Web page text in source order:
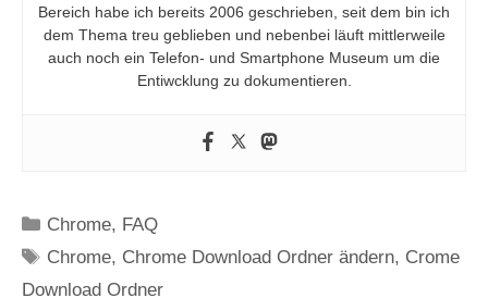
Bereich habe ich bereits 2006 geschrieben, seit dem bin ich
dem Thema treu geblieben und nebenbei läuft mittlerweile
auch noch ein Telefon- und Smartphone Museum um die
Entiwcklung zu dokumentieren.
Kategorien
Chrome, FAQ
Schlagwörter
Chrome, Chrome Download Ordner ändern, Crome
Download Ordner